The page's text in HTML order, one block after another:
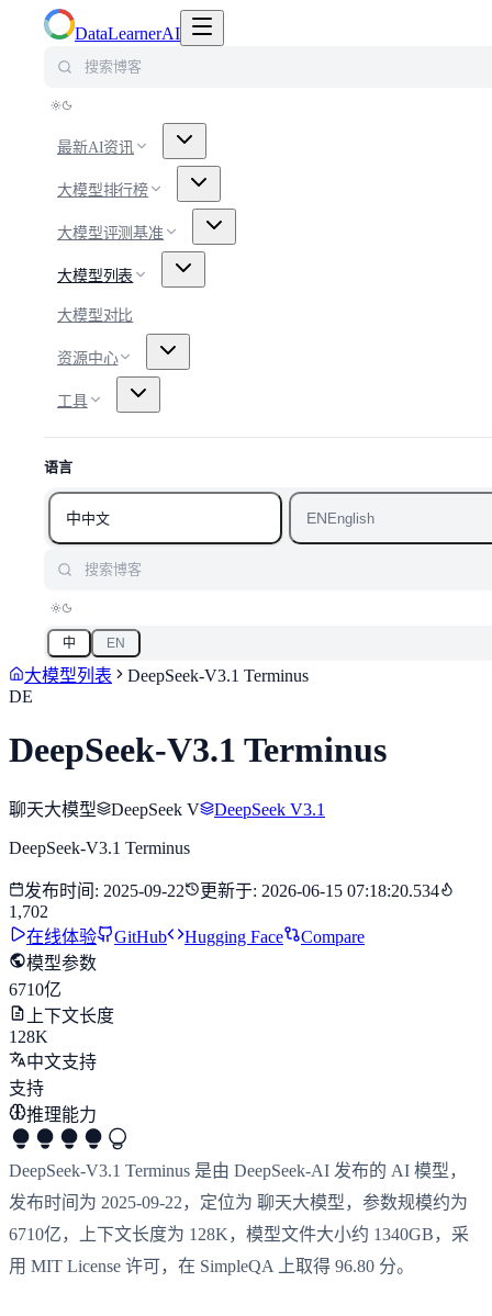
DataLearnerAI
最新AI资讯
大模型排行榜
大模型评测基准
大模型列表
大模型对比
资源中心
工具
语言
中中文 ENEnglish
中 EN
大模型列表
DeepSeek-V3.1 Terminus
DE
DeepSeek-V3.1 Terminus
聊天大模型 DeepSeek V DeepSeek V3.1
DeepSeek-V3.1 Terminus
发布时间 : 2025-09-22 更新于: 2026-06-15 07:18:20.534
1,702
在线体验
GitHub Hugging Face
Compare
模型参数
6710亿
上下文长度
128K
中文支持
支持
推理能力
DeepSeek-V3.1 Terminus 是由 DeepSeek-AI 发布的 AI 模型，
发布时间为 2025-09-22，定位为 聊天大模型，参数规模约为
6710亿，上下文长度为 128K，模型文件大小约 1340GB，采
用 MIT License 许可，在 SimpleQA 上取得 96.80 分。